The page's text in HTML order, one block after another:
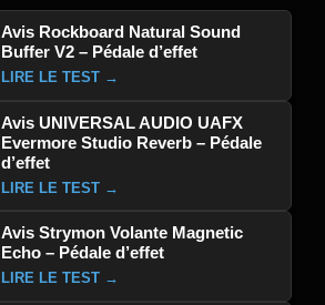
Avis Rockboard Natural Sound
Buffer V2 – Pédale d’effet
LIRE LE TEST →
Avis UNIVERSAL AUDIO UAFX
Evermore Studio Reverb – Pédale
d’effet
LIRE LE TEST →
Avis Strymon Volante Magnetic
Echo – Pédale d’effet
LIRE LE TEST →